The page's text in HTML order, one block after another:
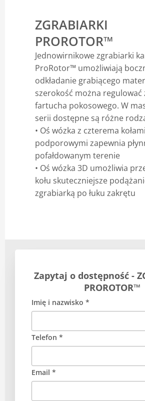
ZGRABIARKI
PROROTOR™
Jednowirnikowe zgrabiarki
ProRotor™ umożliwiają
odkładanie grabiącego
szerokość można regulować
fartucha pokosowego. W
serii dostępne są różne
• Oś wózka z czterema kołami
podporowymi zapewnia
pofałdowanym terenie
• Oś wózka 3D umożliwia
kołu skuteczniejsze
zgrabiarką po łuku zakrętu
Zapytaj o dostępność -
PROROTOR™
Imię i nazwisko *
Telefon *
Email *